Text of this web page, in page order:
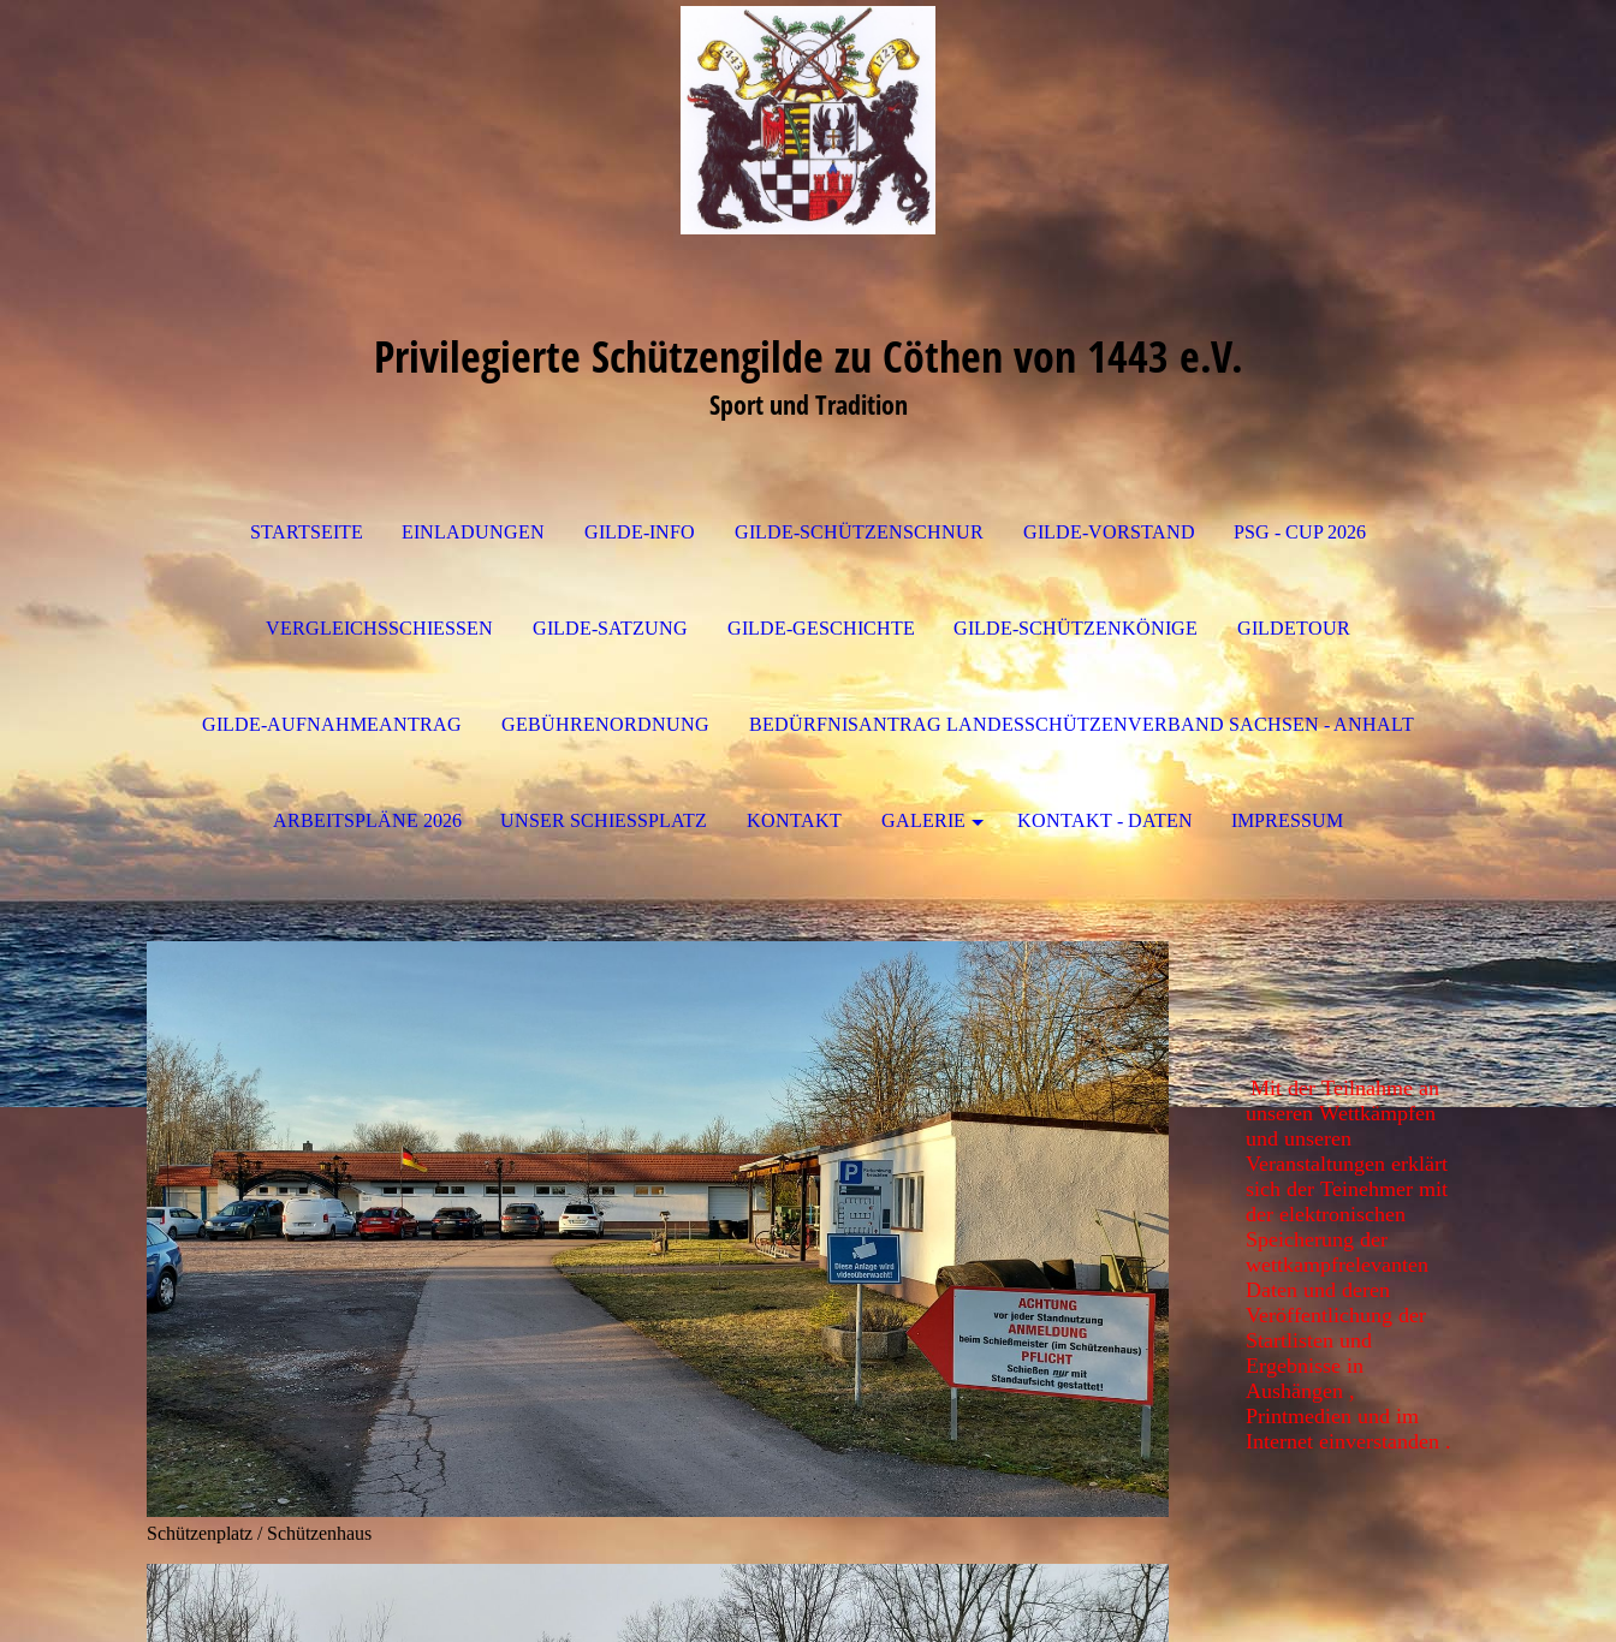
Privilegierte Schützengilde zu Cöthen von 1443 e.V.
Sport und Tradition
STARTSEITE EINLADUNGEN GILDE-INFO GILDE-SCHÜTZENSCHNUR GILDE-VORSTAND PSG - CUP 2026
VERGLEICHSSCHIESSEN GILDE-SATZUNG GILDE-GESCHICHTE GILDE-SCHÜTZENKÖNIGE GILDETOUR
GILDE-AUFNAHMEANTRAG GEBÜHRENORDNUNG BEDÜRFNISANTRAG LANDESSCHÜTZENVERBAND SACHSEN - ANHALT
ARBEITSPLÄNE 2026 UNSER SCHIESSPLATZ KONTAKT GALERIE KONTAKT - DATEN IMPRESSUM
Schützenplatz / Schützenhaus
Mit der Teilnahme an
unseren Wettkämpfen
und unseren
Veranstaltungen erklärt
sich der Teinehmer mit
der elektronischen
Speicherung der
wettkampfrelevanten
Daten und deren
Veröffentlichung der
Startlisten und
Ergebnisse in
Aushängen ,
Printmedien und im
Internet einverstanden .